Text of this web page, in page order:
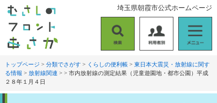
す
。
し
て
索
用
者
別
ニ
ュ
ー
埼玉県朝霞市公式ホームページ
トップページ > 分類でさがす > くらしの便利帳 > 東日本大震災・放射線に関す
る情報 > 放射線関連 > > 市内放射線の測定結果（児童遊園地・都市公園）平成
２８年１月４日